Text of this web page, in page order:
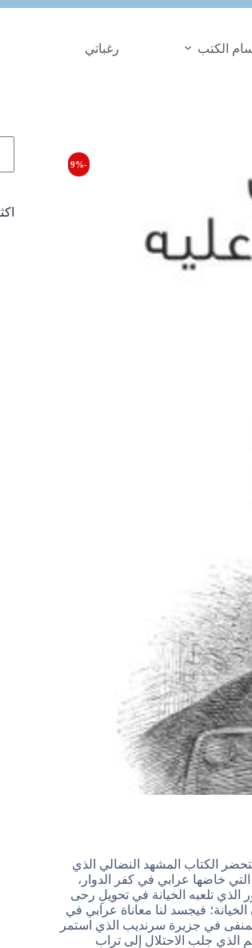
الكتب رغباتي
-9%
الكتاب المشهد النضالي الذي
خاضها عرابي في كفر الدوار،
الذي تلعبه الخيانة في تحويلِ رحى
فيجسد لنا معاناة عرابي في
في جزيرة سرنديب الذي استمر
الذي جلب الاحتلال إلى تراب